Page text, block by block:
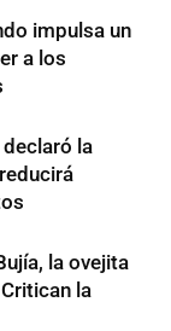
impulsa un
a los
la
la ovejita
la